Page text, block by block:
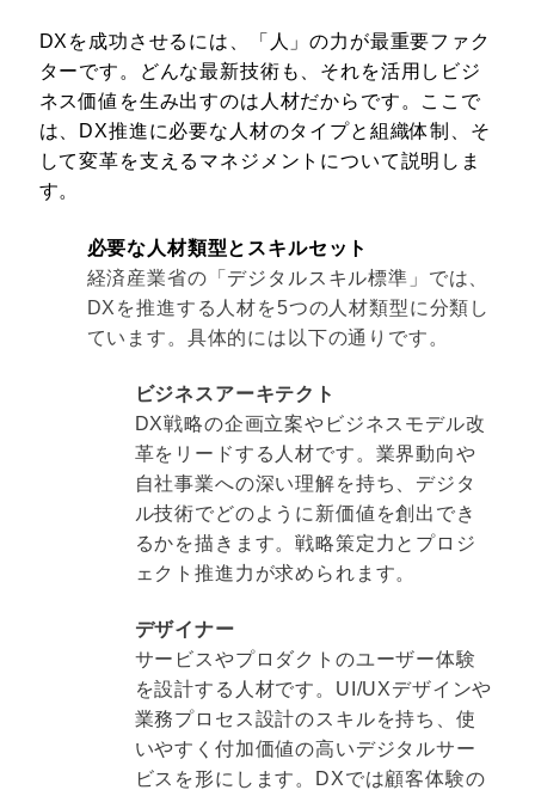
DXを成功させるには、「人」の力が最重要ファク
ターです。どんな最新技術も、それを活用しビジ
ネス価値を生み出すのは人材だからです。ここで
は、DX推進に必要な人材のタイプと組織体制、そ
して変革を支えるマネジメントについて説明しま
す。
必要な人材類型とスキルセット
経済産業省の「 デジタルスキル標準 」では、
DXを推進する人材を5つの人材類型に分類し
ています。具体的には以下の通りです。
ビジネスアーキテクト
DX戦略の企画立案やビジネスモデル改
革をリードする人材です。業界動向や
自社事業への深い理解を持ち、デジタ
ル技術でどのように新価値を創出でき
るかを描きます。戦略策定力とプロジ
ェクト推進力が求められます。
デザイナー
サービスやプロダクトのユーザー体験
を設計する人材です。UI/UXデザインや
業務プロセス設計のスキルを持ち、使
いやすく付加価値の高いデジタルサー
ビスを形にします。DXでは顧客体験の